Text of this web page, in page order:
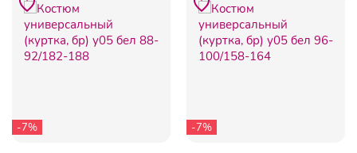
-7% -7%